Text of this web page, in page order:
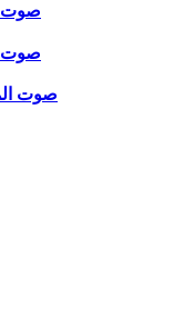
صوت
صوت
صوت